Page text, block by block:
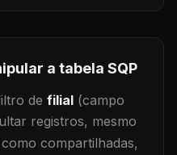
a tabela SQP
de filial (campo
registros, mesmo
compartilhadas,